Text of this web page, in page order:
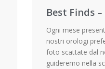
Best Finds
Ogni mese
nostri orologi
foto scattate dal
guideremo nella